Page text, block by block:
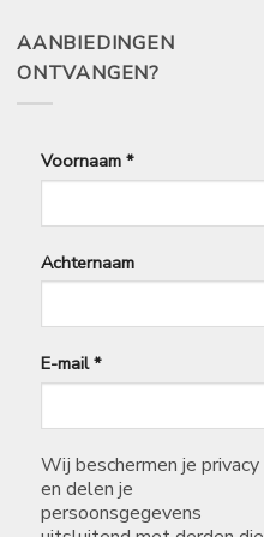
AANBIEDINGEN
ONTVANGEN?
Voornaam *
Achternaam
E-mail*
Wij beschermen je privacy
en delen je
persoonsgegevens